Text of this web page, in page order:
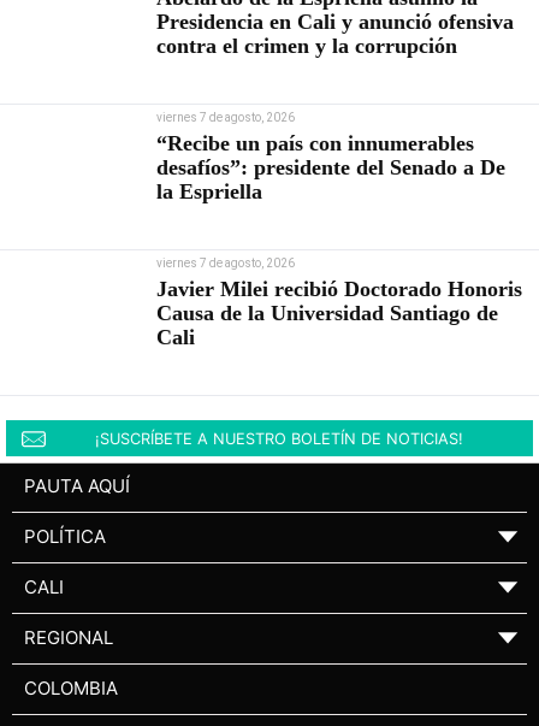
Presidencia en Cali y anunció ofensiva
contra el crimen y la corrupción
viernes 7 de agosto, 2026
“Recibe un país con innumerables
desafíos”: presidente del Senado a De
la Espriella
viernes 7 de agosto, 2026
Javier Milei recibió Doctorado Honoris
Causa de la Universidad Santiago de
Cali
¡SUSCRÍBETE A NUESTRO BOLETÍN DE NOTICIAS!
PAUTA AQUÍ
POLÍTICA ▼
CALI ▼
REGIONAL ▼
COLOMBIA